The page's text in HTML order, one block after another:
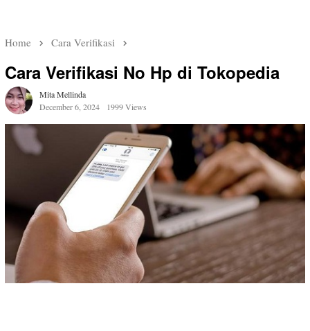
Home Cara Verifikasi
Cara Verifikasi No Hp di Tokopedia
Mita Mellinda
December 6, 2024
1999 Views